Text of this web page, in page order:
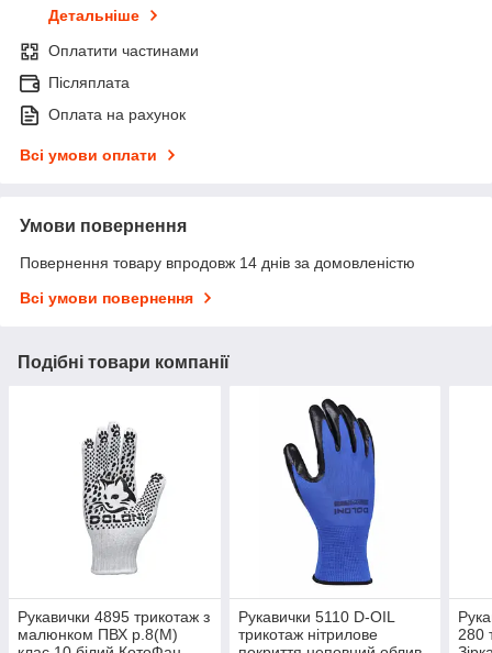
Детальніше
Оплатити частинами
Післяплата
Оплата на рахунок
Всі умови оплати
Умови повернення
Повернення товару впродовж 14 днів за домовленістю
Всі умови повернення
Подібні товари компанії
Рукавички 4895 трикотаж з
малюнком ПВХ р.8(M)
Рукавички 5110 D-OIL
трикотаж нітрилове
280